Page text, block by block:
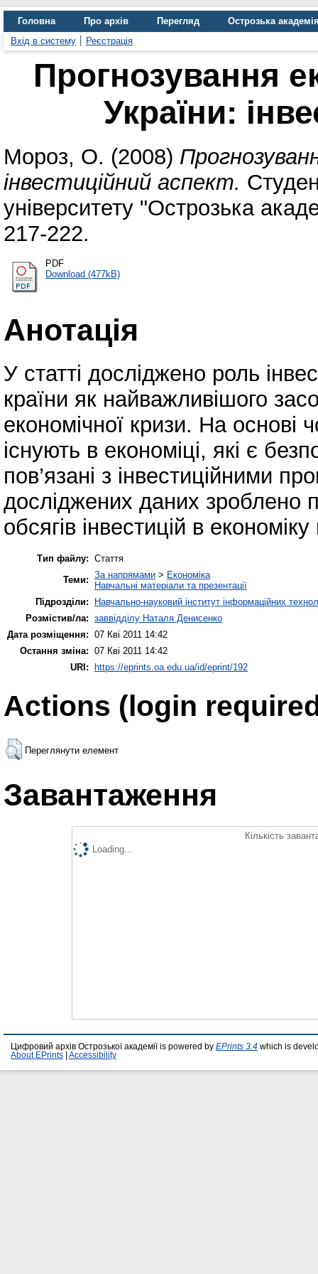
Головна Про архів Перегляд
Острозька
Вхід в систему
Реєстрація
Прогнозування
України:
Мороз, О. (2008)
інвестиційний аспект.
університету "Острозька
217-222.
PDF
Download (477kB)
Анотація
У статті досліджено роль
країни як найважливішого
економічної кризи. На основі
існують в економіці, які є
пов’язані з інвестиційними
досліджених даних зроблено
обсягів інвестицій в
Тип файлу: Стаття
Теми: За напрямами > Економіка
Навчальні матеріали та презентації
Підрозділи:
Навчально-науковий інститут інформаційних
Розмістив/ла: заввідділу Наталя Денисенко
Дата розміщення: 07 Кві 2011 14:42
Остання зміна: 07 Кві 2011 14:42
URI: https://eprints.oa.edu.ua/id/eprint/192
Actions (login
Переглянути елемент
Завантаження
Кількість
Loading...
Цифровий архів Острозької академії is powered by EPrints 3.4 which is
About EPrints
Accessibility